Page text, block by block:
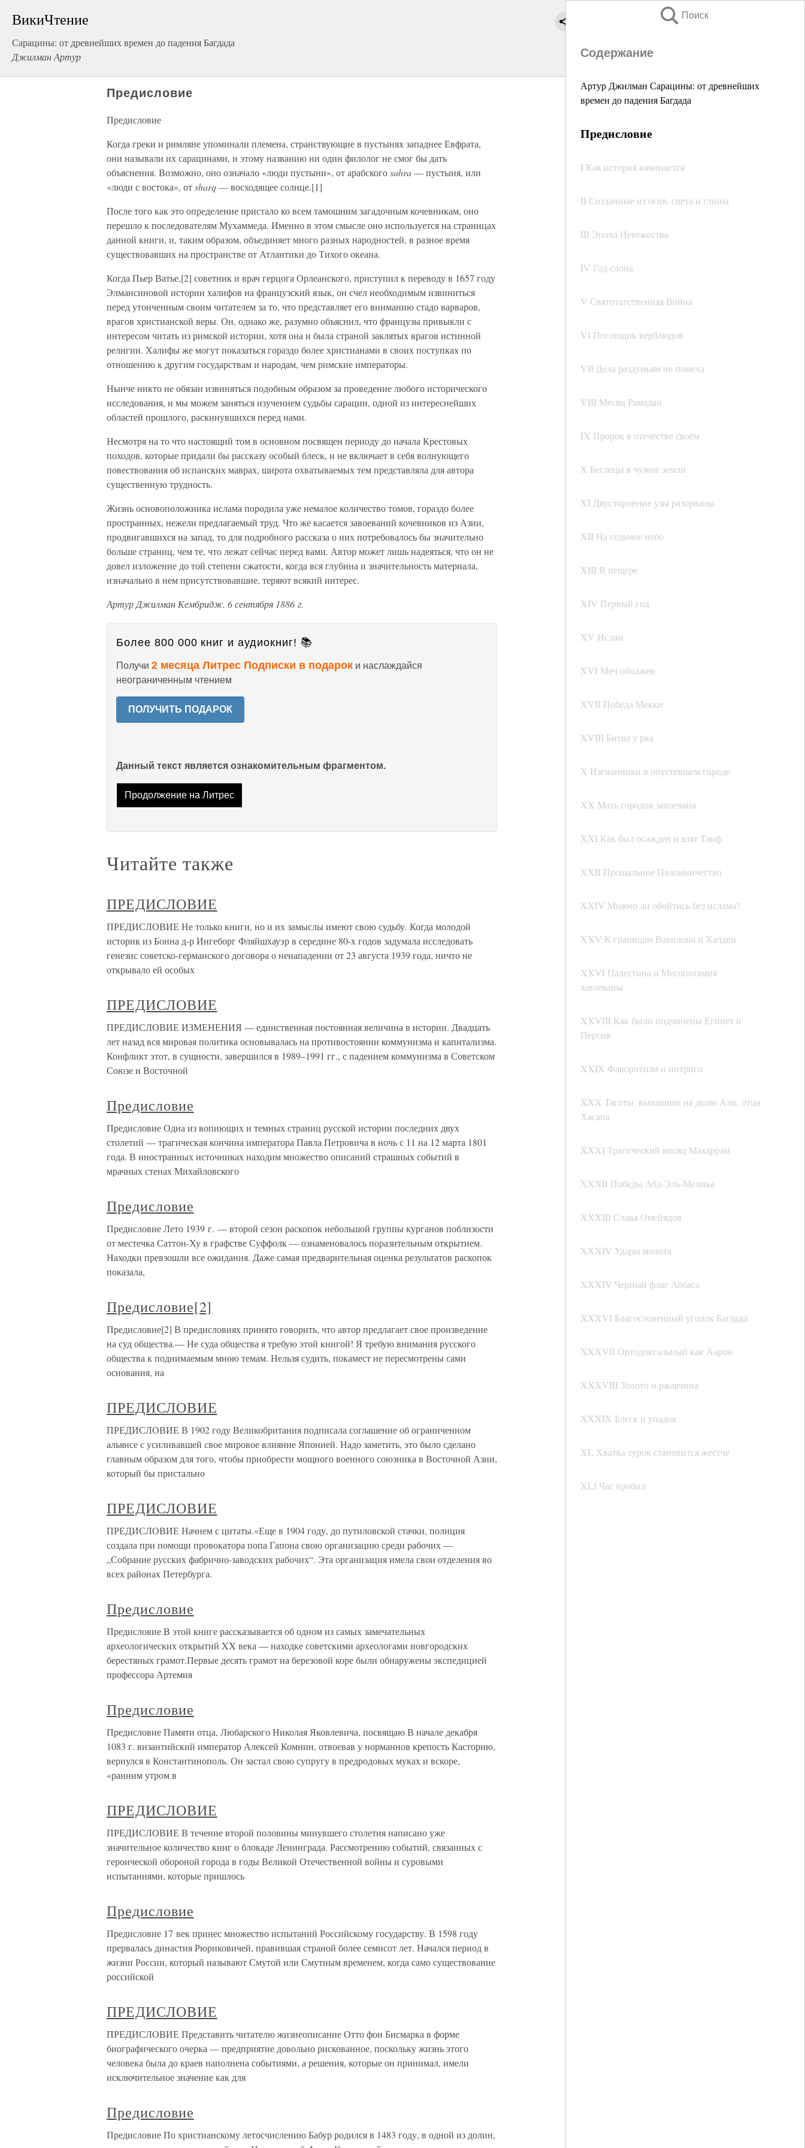
ВикиЧтение
Сарацины: от древнейших времен до падения Багдада
Джилман Артур
Поиск
Содержание
Артур Джилман Сарацины: от древнейших
времен до падения Багдада
Предисловие
I Как история начинается
II Созданные из огня, света и глины
III Эпоха Невежества
IV Год слона
V Святотатственная Война
VI Погонщик верблюдов
VII Дела раздумьям не помеха
VIII Месяц Рамадан
IX Пророк в отечестве своём
X Беглецы в чужие земли
XI Двусторонние узы разорваны
XII На седьмое небо
XIII В пещере
XIV Первый год
XV Ислам
XVI Меч обнажен
XVII Победа Мекки
XVIII Битва у рва
X Изгнанники в опустевшем городе
XX Мать городов завоевана
XXI Как был осажден и взят Таиф
XXII Прощальное Паломничество
XXIV Можно ли обойтись без ислама?
XXV К границам Вавилона и Халдеи
XXVI Палестина и Месопотамия
завоеваны
XXVIII Как были подчинены Египет и
Персия
XXIX Фаворитизм и интриги
XXX Тяготы, выпавшие на долю Али, отца
Хасана
XXXI Трагический месяц Махаррам
XXXII Победы Абд-Эль-Мелика
XXXIII Слава Омейядов
XXXIV Удары молота
XXXIV Черный флаг Аббаса
XXXVI Благословенный уголок Багдада
XXXVII Ортодоксальный как Аарон
XXXVIII Золото и ржавчина
XXXIX Блеск и упадок
XL Хватка турок становится жестче
XLI Час пробил
Предисловие
Предисловие
Когда греки и римляне упоминали племена, странствующие в пустынях западнее Евфрата,
они называли их сарацинами, и этому названию ни один филолог не смог бы дать
объяснения. Возможно, оно означало «люди пустыни», от арабскогоsahra— пустыня, или
«люди с востока», отsharq— восходящее солнце.[1]
После того как это определение пристало ко всем тамошним загадочным кочевникам, оно
перешло к последователям Мухаммеда. Именно в этом смысле оно используется на страницах
данной книги, и, таким образом, объединяет много разных народностей, в разное время
существовавших на пространстве от Атлантики до Тихого океана.
Когда Пьер Ватье,[2] советник и врач герцога Орлеанского, приступил к переводу в 1657 году
Элмансиновой истории халифов на французский язык, он счел необходимым извиниться
перед утонченным своим читателем за то, что представляет его вниманию стадо варваров,
врагов христианской веры. Он, однако же, разумно объяснил, что французы привыкли с
интересом читать из римской истории, хотя она и была страной заклятых врагов истинной
религии. Халифы же могут показаться гораздо более христианами в своих поступках по
отношению к другим государствам и народам, чем римские императоры.
Нынче никто не обязан извиняться подобным образом за проведение любого исторического
исследования, и мы можем заняться изучением судьбы сарацин, одной из интереснейших
областей прошлого, раскинувшихся перед нами.
Несмотря на то что настоящий том в основном посвящен периоду до начала Крестовых
походов, которые придали бы рассказу особый блеск, и не включает в себя волнующего
повествования об испанских маврах, широта охватываемых тем представляла для автора
существенную трудность.
Жизнь основоположника ислама породила уже немалое количество томов, гораздо более
пространных, нежели предлагаемый труд. Что же касается завоеваний кочевников из Азии,
продвигавшихся на запад, то для подробного рассказа о них потребовалось бы значительно
больше страниц, чем те, что лежат сейчас перед вами. Автор может лишь надеяться, что он не
довел изложение до той степени сжатости, когда вся глубина и значительность материала,
изначально в нем присутствовавшие, теряют всякий интерес.
Артур Джилман Кембридж. 6 сентября 1886 г.
Более 800 000 книг и аудиокниг! 📚
Получи 2 месяца Литрес Подписки в подарок и наслаждайся
неограниченным чтением
ПОЛУЧИТЬ ПОДАРОК
Данный текст является ознакомительным фрагментом.
Продолжение на Литрес
Читайте также
ПРЕДИСЛОВИЕ
ПРЕДИСЛОВИЕ Не только книги, но и их замыслы имеют свою судьбу. Когда моло­дой
историк из Бонна д-р Ингеборг Фляйшхауэр в середине 80-х годов задумала исследовать
генезис советско-германского договора о ненапа­дении от 23 августа 1939 года, ничто не
открывало ей особых
ПРЕДИСЛОВИЕ
ПРЕДИСЛОВИЕ ИЗМЕНЕНИЯ — единственная постоянная величина в истории. Двадцать
лет назад вся мировая политика основывалась на противостоянии коммунизма и капитализма.
Конфликт этот, в сущности, завершился в 1989–1991 гг., с падением коммунизма в Советском
Союзе и Восточной
Предисловие
Предисловие Одна из вопиющих и темных страниц русской истории последних двух
столетий — трагическая кончина императора Павла Петровича в ночь с 11 на 12 марта 1801
года. В иностранных источниках находим множество описаний страшных событий в
мрачных стенах Михайловского
Предисловие
Предисловие Лето 1939 г. — второй сезон раскопок небольшой группы курганов поблизости
от местечка Саттон-Ху в графстве Суффолк — ознаменовалось поразительным открытием.
Находки превзошли все ожидания. Даже самая предварительная оценка результатов раскопок
показала,
Предисловие[2]
Предисловие[2] В предисловиях принято говорить, что автор предлагает свое произведение
на суд общества.— Не суда общества я требую этой книгой! Я требую внимания русского
общества к поднимаемым мною темам. Нельзя судить, покамест не пересмотрены сами
основания, на
ПРЕДИСЛОВИЕ
ПРЕДИСЛОВИЕ В 1902 году Великобритания подписала соглашение об ограниченном
альянсе с усиливавшей свое мировое влияние Японией. Надо заметить, это было сделано
главным образом для того, чтобы приобрести мощного военного союзника в Восточной Азии,
который бы пристально
ПРЕДИСЛОВИЕ
ПРЕДИСЛОВИЕ Начнем с цитаты.«Еще в 1904 году, до путиловской стачки, полиция
создала при помощи провокатора попа Гапона свою организацию среди рабочих —
„Собрание русских фабрично-заводских рабочих“. Эта организация имела свои отделения во
всех районах Петербурга.
Предисловие
Предисловие В этой книге рассказывается об одном из самых замечательных
археологических открытий XX века — находке советскими археологами новгородских
берестяных грамот.Первые десять грамот на березовой коре были обнаружены экспедицией
профессора Артемия
Предисловие
Предисловие Памяти отца, Любарского Николая Яковлевича, посвящаю В начале декабря
1083 г. византийский император Алексей Комнин, отвоевав у норманнов крепость Касторию,
вернулся в Константинополь. Он застал свою супругу в предродовых муках и вскоре,
«ранним утром в
ПРЕДИСЛОВИЕ
ПРЕДИСЛОВИЕ В течение второй половины минувшего столетия написано уже
значительное количество книг о блокаде Ленинграда. Рассмотрению событий, связанных с
героической обороной города в годы Великой Отечественной войны и суровыми
испытаниями, которые пришлось
Предисловие
Предисловие 17 век принес множество испытаний Российскому государству. В 1598 году
прервалась династия Рюриковичей, правившая страной более семисот лет. Начался период в
жизни России, который называют Смутой или Смутным временем, когда само существование
российской
ПРЕДИСЛОВИЕ
ПРЕДИСЛОВИЕ Представить читателю жизнеописание Отто фон Бисмарка в форме
биографического очерка — предприятие довольно рискованное, поскольку жизнь этого
человека была до краев наполнена событиями, а решения, которые он принимал, имели
исключительное значение как для
Предисловие
Предисловие По христианскому летосчислению Бабур родился в 1483 году, в одной из долин,